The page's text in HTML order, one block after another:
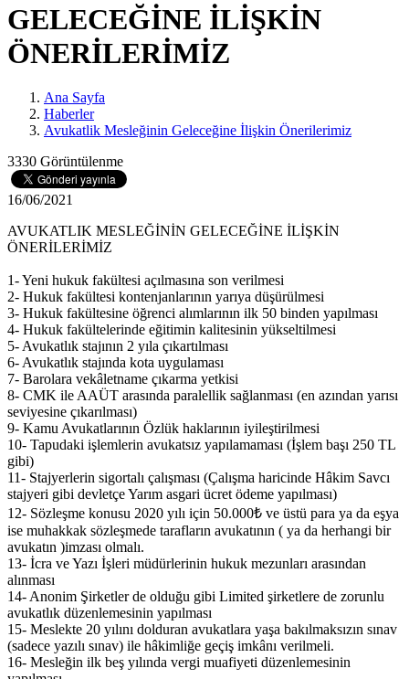
GELECEĞİNE İLİŞKİN
ÖNERİLERİMİZ
Ana Sayfa
Haberler
Avukatlik Mesleğinin Geleceğine İlişkin Önerilerimiz
3330 Görüntülenme
16/06/2021
AVUKATLIK MESLEĞİNİN GELECEĞİNE İLİŞKİN
ÖNERİLERİMİZ
1- Yeni hukuk fakültesi açılmasına son verilmesi
2- Hukuk fakültesi kontenjanlarının yarıya düşürülmesi
3- Hukuk fakültesine öğrenci alımlarının ilk 50 binden yapılması
4- Hukuk fakültelerinde eğitimin kalitesinin yükseltilmesi
5- Avukatlık stajının 2 yıla çıkartılması
6- Avukatlık stajında kota uygulaması
7- Barolara vekâletname çıkarma yetkisi
8- CMK ile AAÜT arasında paralellik sağlanması (en azından yarısı
seviyesine çıkarılması)
9- Kamu Avukatlarının Özlük haklarının iyileştirilmesi
10- Tapudaki işlemlerin avukatsız yapılamaması (İşlem başı 250 TL
gibi)
11- Stajyerlerin sigortalı çalışması (Çalışma haricinde Hâkim Savcı
stajyeri gibi devletçe Yarım asgari ücret ödeme yapılması)
12- Sözleşme konusu 2020 yılı için 50.000₺ ve üstü para ya da eşya
ise muhakkak sözleşmede tarafların avukatının ( ya da herhangi bir
avukatın )imzası olmalı.
13- İcra ve Yazı İşleri müdürlerinin hukuk mezunları arasından
alınması
14- Anonim Şirketler de olduğu gibi Limited şirketlere de zorunlu
avukatlık düzenlemesinin yapılması
15- Meslekte 20 yılını dolduran avukatlara yaşa bakılmaksızın sınav
(sadece yazılı sınav) ile hâkimliğe geçiş imkânı verilmeli.
16- Mesleğin ilk beş yılında vergi muafiyeti düzenlemesinin